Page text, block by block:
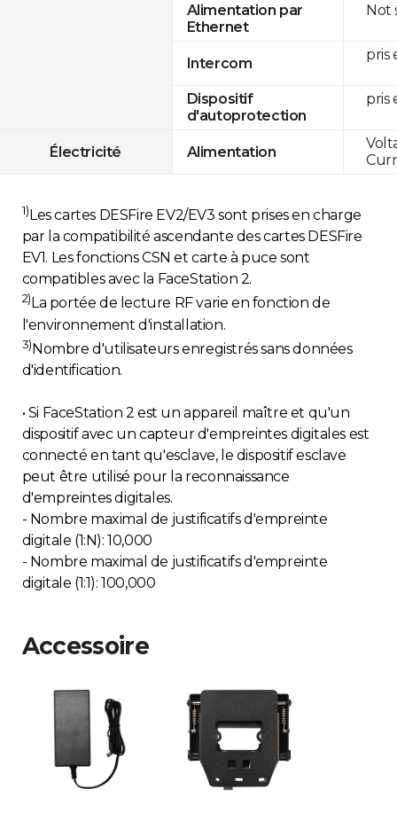
Alimentation par
Ethernet
Intercom
Dispositif
d'autoprotection
Électricité Alimentation
Not
pris
pris
1) Les cartes DESFire EV2/EV3 sont prises en charge
par la compatibilité ascendante des cartes DESFire
EV1. Les fonctions CSN et carte à puce sont
compatibles avec la FaceStation 2.
2) La portée de lecture RF varie en fonction de
l'environnement d'installation.
3)Nombre d'utilisateurs enregistrés sans données
d'identification.
• Si FaceStation 2 est un appareil maître et qu'un
dispositif avec un capteur d'empreintes digitales est
connecté en tant qu'esclave, le dispositif esclave
peut être utilisé pour la reconnaissance
d'empreintes digitales.
- Nombre maximal de justificatifs d'empreinte
digitale (1:N): 10,000
- Nombre maximal de justificatifs d'empreinte
digitale (1:1): 100,000
Accessoire